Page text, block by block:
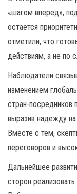
«шагом вперед»,
остается
отметили, что
действиям, а не по
Наблюдатели
изменением
стран-посредников
выразив надежду
Вместе с тем,
переговоров и
Дальнейшее
сторон